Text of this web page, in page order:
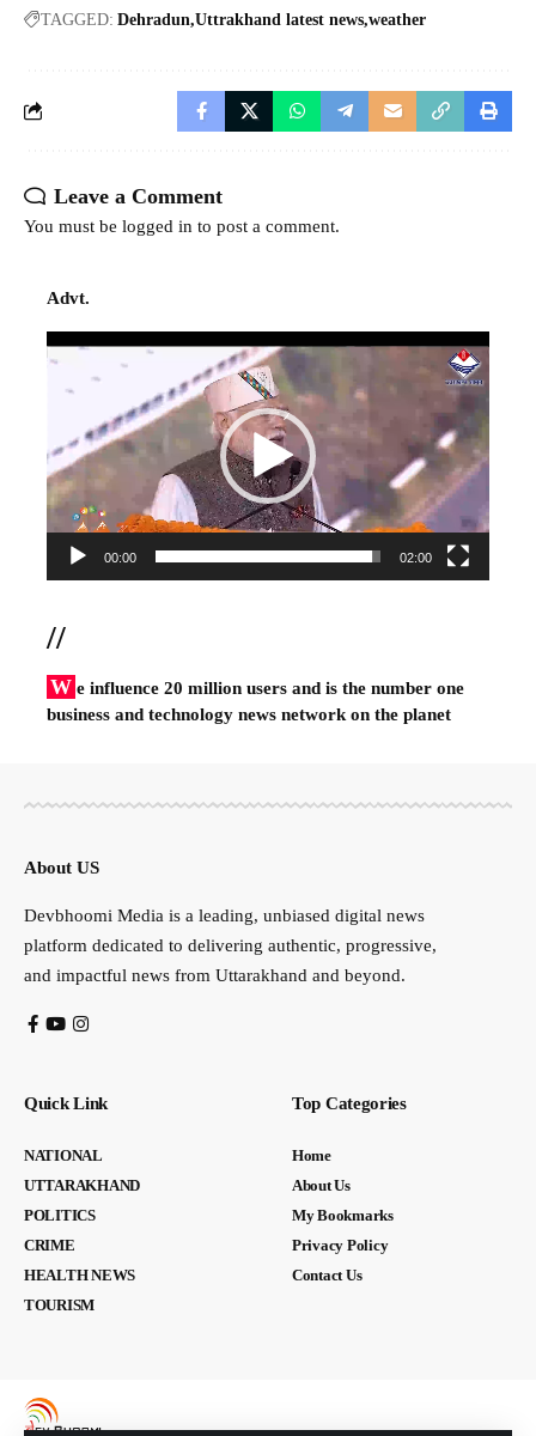
TAGGED: Dehradun Uttrakhand latest news weather
Leave a Comment
You must be logged in to post a comment.
Advt.
Video
00:00 02:00
//
W e influence 20 million users and is the number one
business and technology news network on the planet
About US
Devbhoomi Media is a leading, unbiased digital news
platform dedicated to delivering authentic, progressive,
and impactful news from Uttarakhand and beyond.
Quick Link
NATIONAL
UTTARAKHAND
POLITICS
CRIME
HEALTH NEWS
TOURISM
Top Categories
Home
About Us
My Bookmarks
Privacy Policy
Contact Us